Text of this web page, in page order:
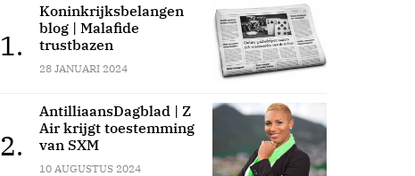
1.
Koninkrijksbelangen
blog | Malafide
trustbazen
28 JANUARI 2024
2.
AntilliaansDagblad | Z
Air krijgt toestemming
van SXM
10 AUGUSTUS 2024